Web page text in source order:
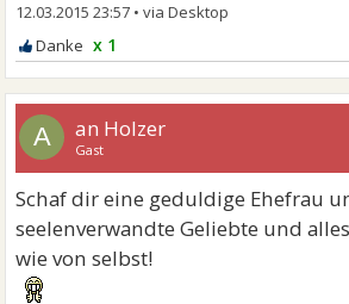
12.03.2015 23:57 •
x 1
A an Holzer
Gast
Schaf dir eine geduldige Ehefrau
seelenverwandte Geliebte und
wie von selbst!